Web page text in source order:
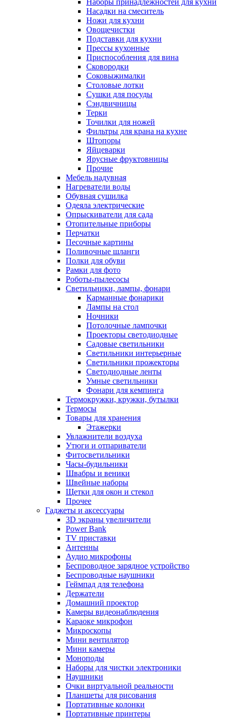
Наборы принадлежностей для кухни
Насадки на смеситель
Ножи для кухни
Овощечистки
Подставки для кухни
Прессы кухонные
Приспособления для вина
Сковородки
Соковыжималки
Столовые лотки
Сушки для посуды
Сэндвичницы
Терки
Точилки для ножей
Фильтры для крана на кухне
Штопоры
Яйцеварки
Ярусные фруктовницы
Прочие
Мебель надувная
Нагреватели воды
Обувная сушилка
Одеяла электрические
Опрыскиватели для сада
Отопительные приборы
Перчатки
Песочные картины
Поливочные шланги
Полки для обуви
Рамки для фото
Роботы-пылесосы
Светильники, лампы, фонари
Карманные фонарики
Лампы на стол
Ночники
Потолочные лампочки
Проекторы светодиодные
Садовые светильники
Светильники интерьерные
Светильники прожекторы
Светодиодные ленты
Умные светильники
Фонари для кемпинга
Термокружки, кружки, бутылки
Термосы
Товары для хранения
Этажерки
Увлажнители воздуха
Утюги и отпариватели
Фитосветильники
Часы-будильники
Швабры и веники
Швейные наборы
Щетки для окон и стекол
Прочее
Гаджеты и аксессуары
3D экраны увеличители
Power Bank
TV приставки
Антенны
Аудио микрофоны
Беспроводное зарядное устройство
Беспроводные наушники
Геймпад для телефона
Держатели
Домашний проектор
Камеры видеонаблюдения
Караоке микрофон
Микроскопы
Мини вентилятор
Мини камеры
Моноподы
Наборы для чистки электроники
Наушники
Очки виртуальной реальности
Планшеты для рисования
Портативные колонки
Портативные принтеры